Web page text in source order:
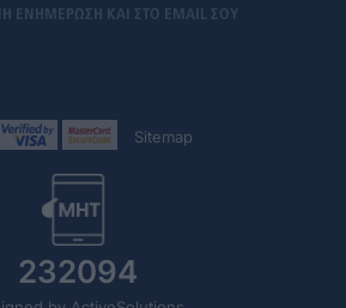
ΕΝΗΜΕΡΩΣΗ ΚΑΙ ΣΤΟ EMAIL ΣΟΥ
Sitemap
232094